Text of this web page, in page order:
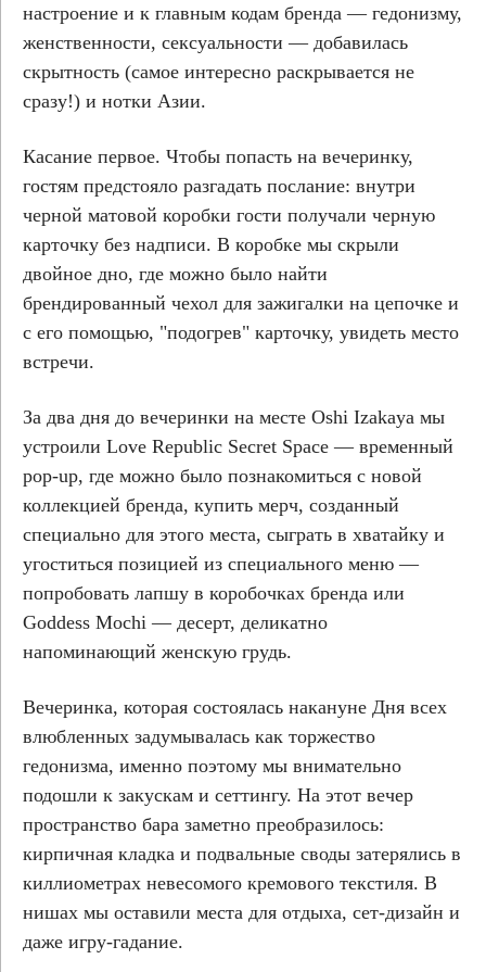
настроение и к главным кодам бренда — гедонизму,
женственности, сексуальности — добавилась
скрытность (самое интересно раскрывается не
сразу!) и нотки Азии.
Касание первое. Чтобы попасть на вечеринку,
гостям предстояло разгадать послание: внутри
черной матовой коробки гости получали черную
карточку без надписи. В коробке мы скрыли
двойное дно, где можно было найти
брендированный чехол для зажигалки на цепочке и
с его помощью, "подогрев" карточку, увидеть место
встречи.
За два дня до вечеринки на месте Oshi Izakaya мы
устроили Love Republic Secret Space — временный
pop-up, где можно было познакомиться с новой
коллекцией бренда, купить мерч, созданный
специально для этого места, сыграть в хватайку и
угоститься позицией из специального меню —
попробовать лапшу в коробочках бренда или
Goddess Mochi — десерт, деликатно
напоминающий женскую грудь.
Вечеринка, которая состоялась накануне Дня всех
влюбленных задумывалась как торжество
гедонизма, именно поэтому мы внимательно
подошли к закускам и сеттингу. На этот вечер
пространство бара заметно преобразилось:
кирпичная кладка и подвальные своды затерялись в
киллиометрах невесомого кремового текстиля. В
нишах мы оставили места для отдыха, сет-дизайн и
даже игру-гадание.